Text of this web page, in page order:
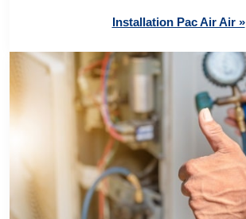
Installation Pac Air Air »